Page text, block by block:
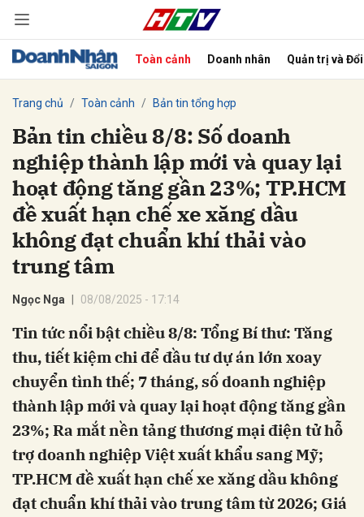
Toàn cảnh Doanh nhân Quản trị và
Trang chủ Toàn cảnh Bản tin tổng hợp
Bản tin chiều 8/8: Số doanh
nghiệp thành lập mới và quay lại
hoạt động tăng gần 23%; TP.HCM
đề xuất hạn chế xe xăng dầu
không đạt chuẩn khí thải vào
trung tâm
Ngọc Nga 08/08/2025 - 17:14
Tin tức nổi bật chiều 8/8: Tổng Bí thư: Tăng
thu, tiết kiệm chi để đầu tư dự án lớn xoay
chuyển tình thế; 7 tháng, số doanh nghiệp
thành lập mới và quay lại hoạt động tăng gần
23%; Ra mắt nền tảng thương mại điện tử hỗ
trợ doanh nghiệp Việt xuất khẩu sang Mỹ;
TP.HCM đề xuất hạn chế xe xăng dầu không
đạt chuẩn khí thải vào trung tâm từ 2026; Giá